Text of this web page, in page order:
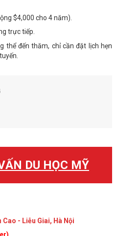
$4,000 cho 4 năm).
trực tiếp.
thể đến thăm, chỉ cần đặt lịch hẹn
DU HỌC MỸ
Cao - Liễu Giai, Hà Nội